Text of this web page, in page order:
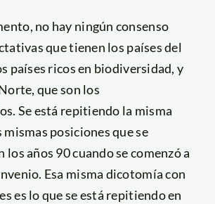
no hay ningún consenso
que tienen los países del
países ricos en biodiversidad, y
que son los
Se está repitiendo la misma
posiciones que se
los años 90 cuando se comenzó a
Esa misma dicotomía con
es lo que se está repitiendo en